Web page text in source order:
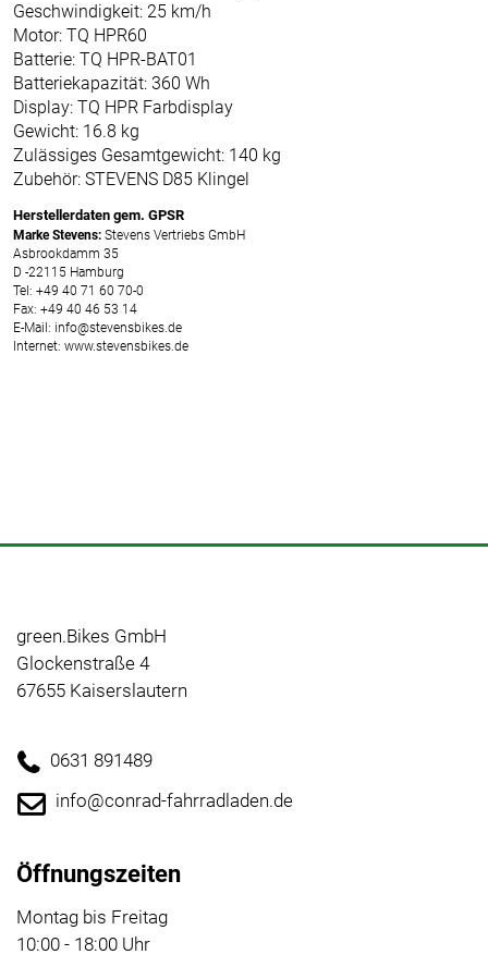
Geschwindigkeit: 25 km/h
Motor: TQ HPR60
Batterie: TQ HPR-BAT01
Batteriekapazität: 360 Wh
Display: TQ HPR Farbdisplay
Gewicht: 16.8 kg
Zulässiges Gesamtgewicht: 140 kg
Zubehör: STEVENS D85 Klingel
Herstellerdaten gem. GPSR
Marke Stevens: Stevens Vertriebs GmbH
Asbrookdamm 35
D -22115 Hamburg
Tel: +49 40 71 60 70-0
Fax: +49 40 46 53 14
E-Mail: info@stevensbikes.de
Internet: www.stevensbikes.de
green.Bikes GmbH
Glockenstraße 4
67655 Kaiserslautern
0631 891489
info@conrad-fahrradladen.de
Öffnungszeiten
Montag bis Freitag
10:00 - 18:00 Uhr